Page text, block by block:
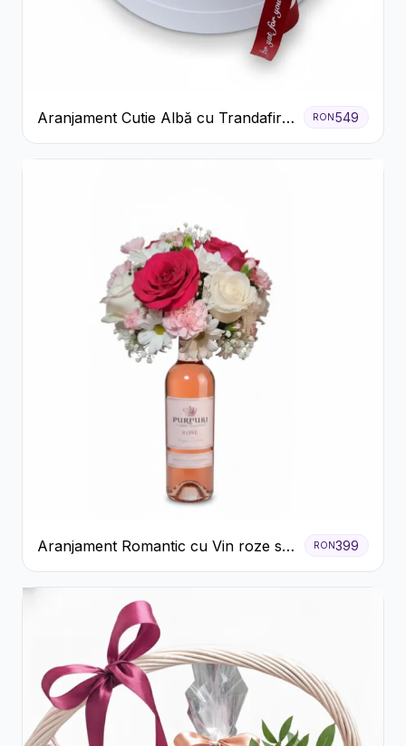
Aranjament Cutie Albă cu Trandafiri
Roșii și Raffaello
RON 549
Aranjament Romantic cu Vin roze si
Flori pastel
RON399